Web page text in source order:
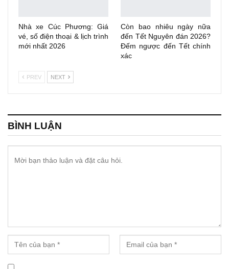
Nhà xe Cúc Phương: Giá
vé, số điện thoại & lịch trình
mới nhất 2026
Còn bao nhiêu ngày nữa
đến Tết Nguyên đán 2026?
Đếm ngược đến Tết chính
xác
PREV NEXT
BÌNH LUẬN